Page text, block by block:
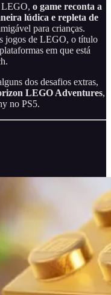
LEGO, o game reconta a
lúdica e repleta de
para crianças.
jogos de LEGO, o título
em que está
dos desafios extras,
LEGO Adventures,
no PS5.